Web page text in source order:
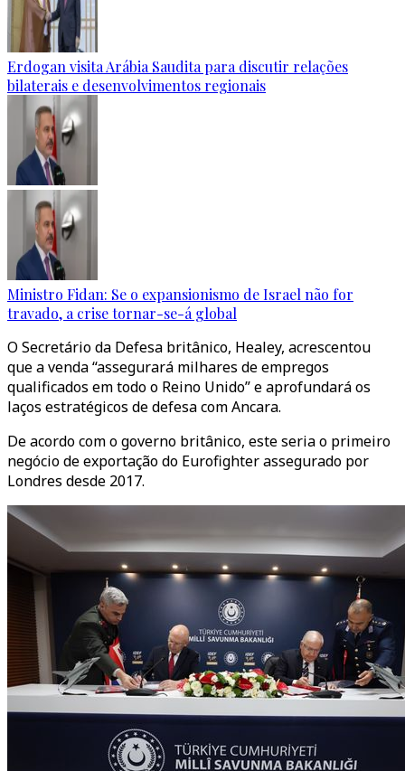
Erdogan visita Arábia Saudita para discutir relações
bilaterais e desenvolvimentos regionais
Ministro Fidan: Se o expansionismo de Israel não for
travado, a crise tornar-se-á global
O Secretário da Defesa britânico, Healey, acrescentou
que a venda “assegurará milhares de empregos
qualificados em todo o Reino Unido” e aprofundará os
laços estratégicos de defesa com Ancara.
De acordo com o governo britânico, este seria o primeiro
negócio de exportação do Eurofighter assegurado por
Londres desde 2017.